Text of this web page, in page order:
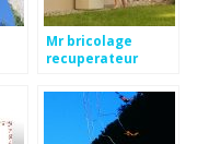
Mr bricolage
recuperateur